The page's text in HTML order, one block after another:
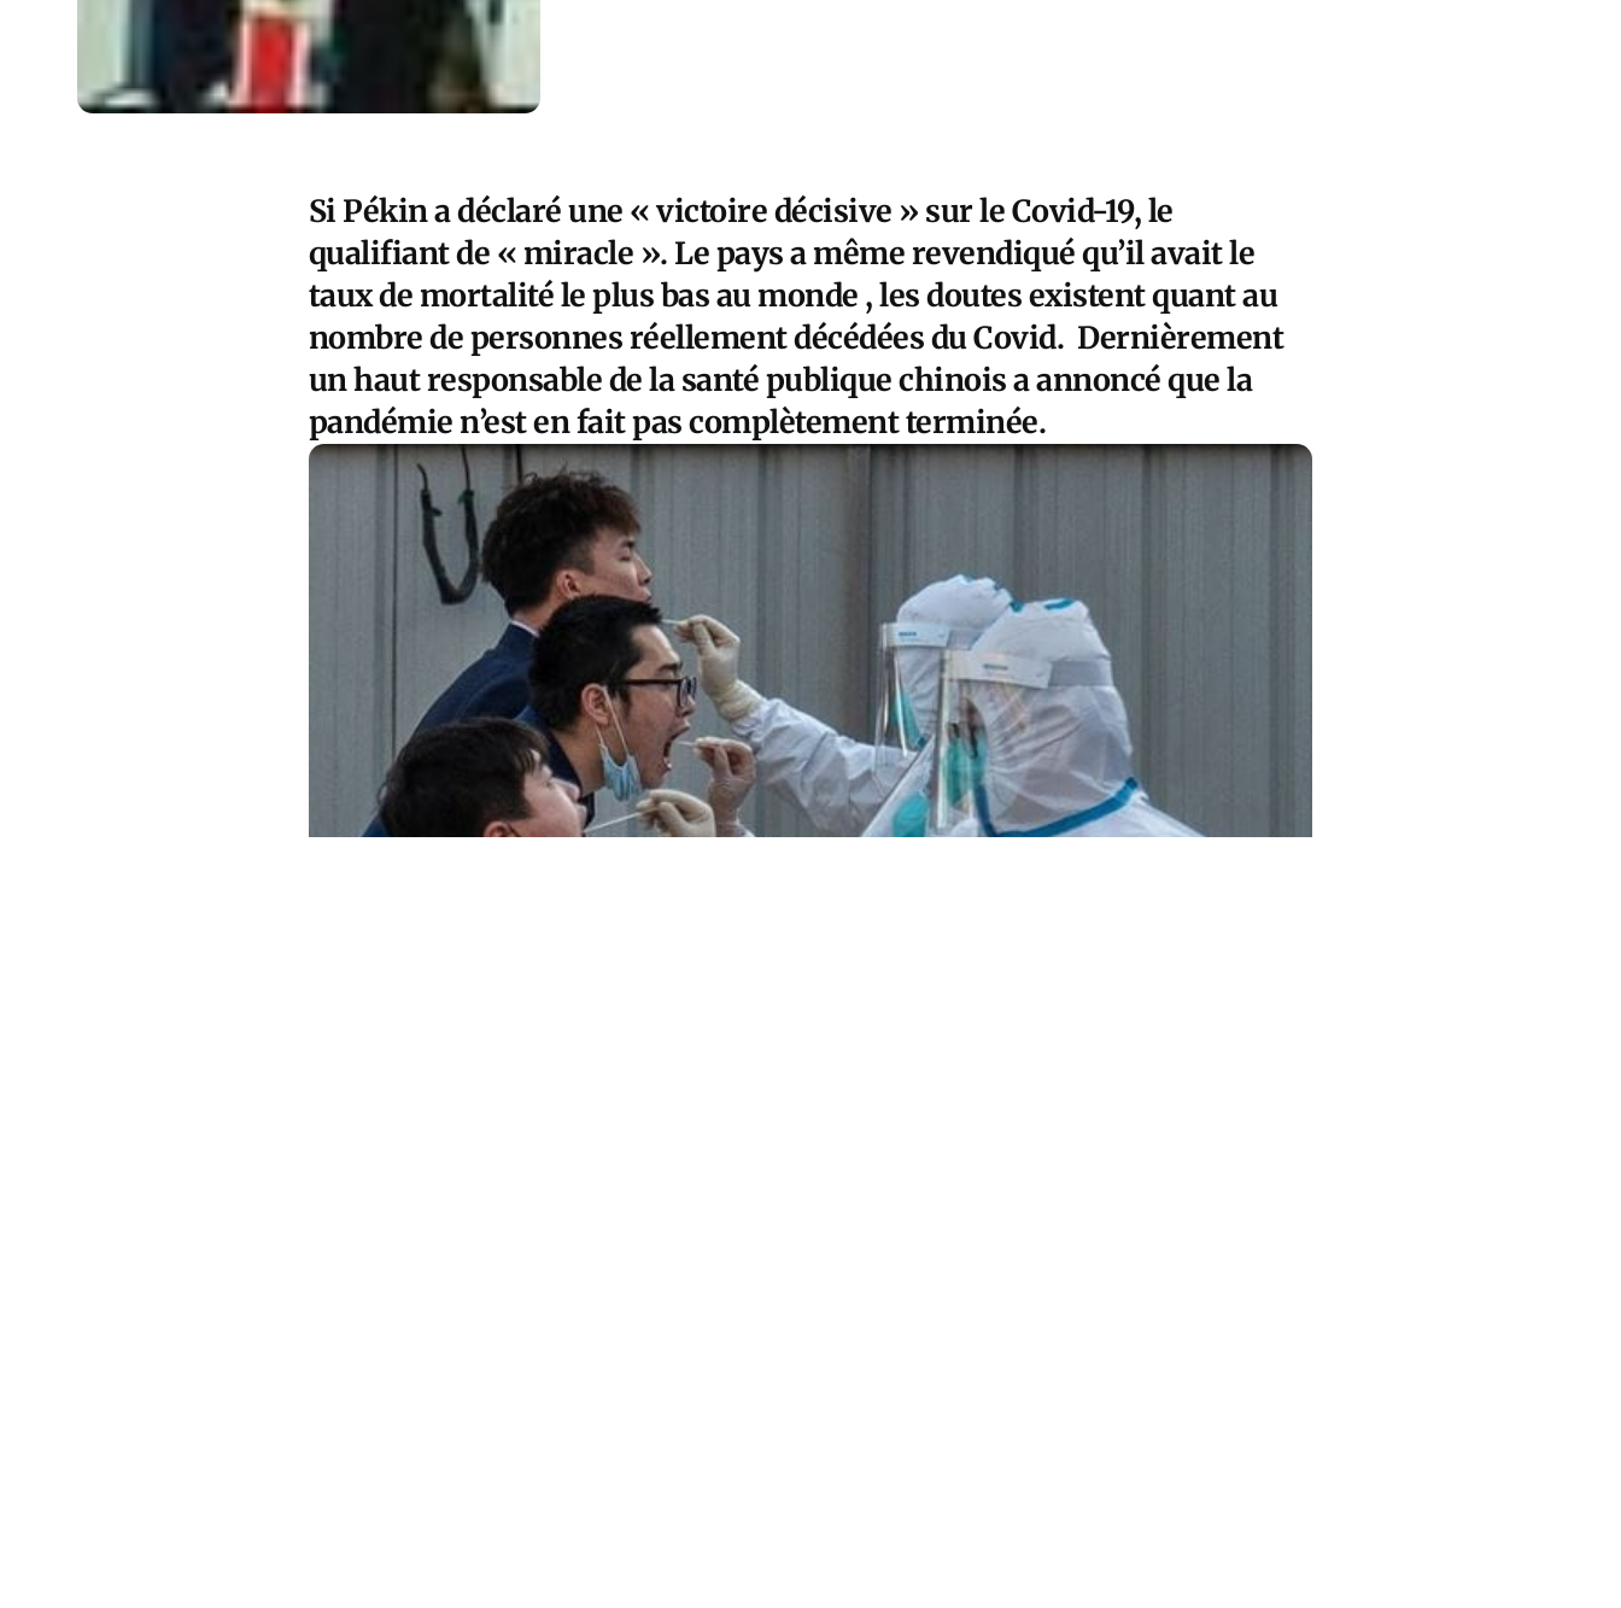
Si Pékin a déclaré une « victoire décisive » sur le Covid-19, le
qualifiant de « miracle ». Le pays a même revendiqué qu’il avait le
taux de mortalité le plus bas au monde , les doutes existent quant au
nombre de personnes réellement décédées du Covid. Dernièrement
un haut responsable de la santé publique chinois a annoncé que la
pandémie n’est en fait pas complètement terminée.